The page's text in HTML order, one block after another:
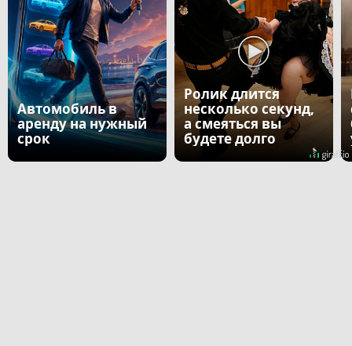
Автомобиль в
аренду на нужный
срок
Ролик длится
несколько секунд,
а смеяться вы
будете долго